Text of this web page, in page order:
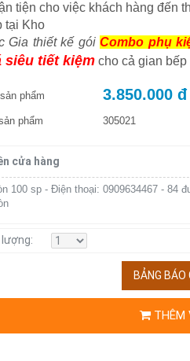
tiện cho việc khách hàng đến
tại Kho
Gia thiết kế gói Combo phụ
siêu tiết kiệm cho cả gian bếp
phẩm 3.850.000 đ
phẩm 305021
cửa hàng
100 sp - Điện thoại: 0909634467 - 84
lượng:
BẢNG BÁO
THÊM